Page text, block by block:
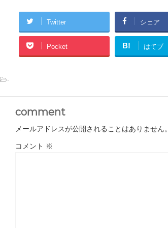
Twitter シェア
Pocket B! はてブ
-
comment
メールアドレスが公開されることはありません。
コメント ※